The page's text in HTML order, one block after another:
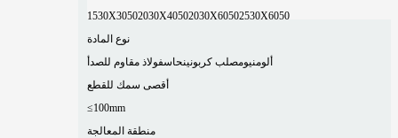
1530X30502030X40502030X60502530X6050
نوع المادة
ألومنيومصلب كربونينحاسفولاذ مقاوم للصدأ
أقصى سمك للقطع
≤100mm
منطقة المعالجة